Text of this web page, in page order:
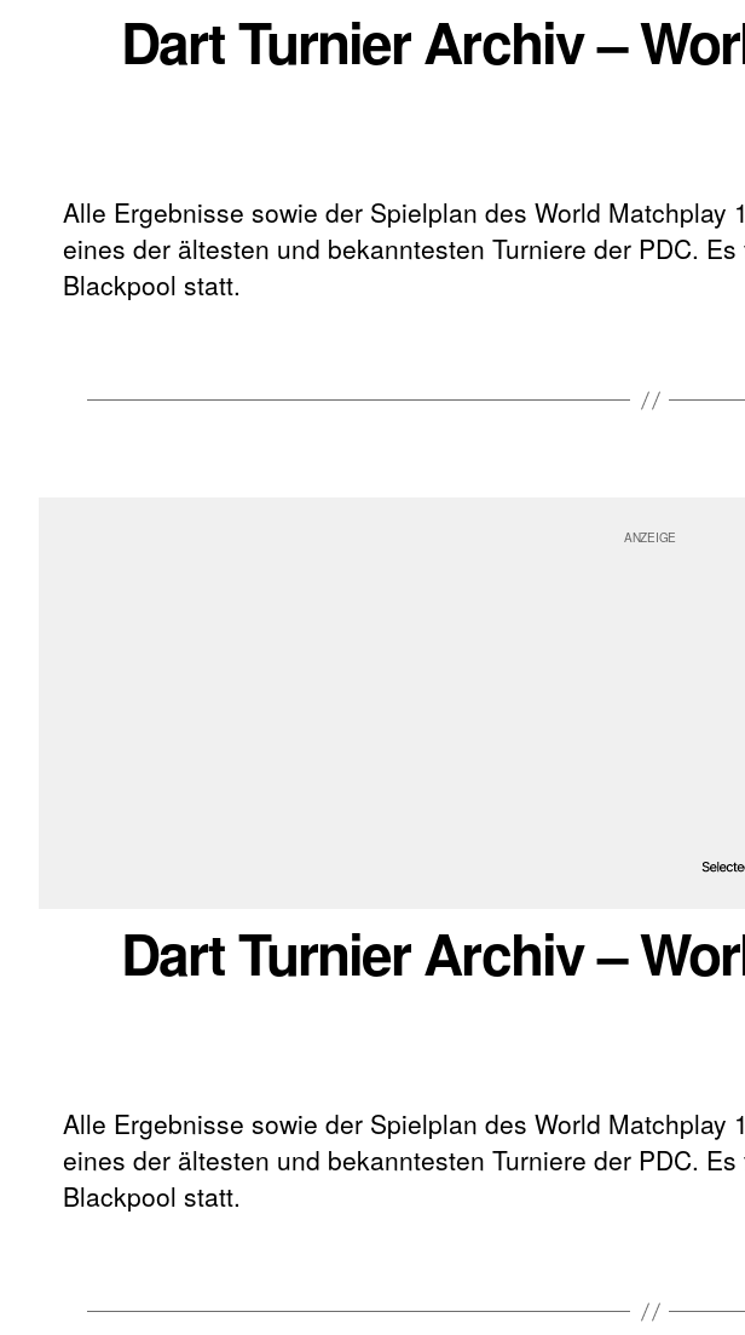
Dart Turnier Archiv –
Alle Ergebnisse sowie der Spielplan des World Matchplay
eines der ältesten und bekanntesten Turniere der PDC.
Blackpool statt.
Dart Turnier Archiv –
Alle Ergebnisse sowie der Spielplan des World Matchplay
eines der ältesten und bekanntesten Turniere der PDC.
Blackpool statt.